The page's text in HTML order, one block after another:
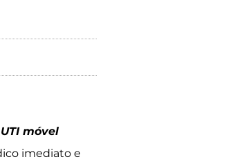
UTI móvel
imediato e